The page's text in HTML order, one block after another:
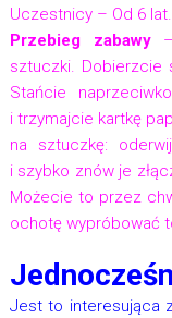
Uczestnicy – Od 6 lat.
Przebieg zabawy–
sztuczki. Dobierzcie
Stańcie
i trzymajcie kartkę
na sztuczkę:
i szybko znów je
Możecie to przez
ochotę wypróbować
Jest to interesująca